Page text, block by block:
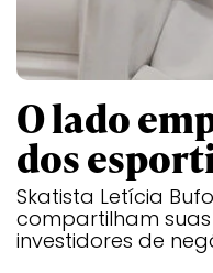
O lado
dos
Skatista Letícia
compartilham
investidores de